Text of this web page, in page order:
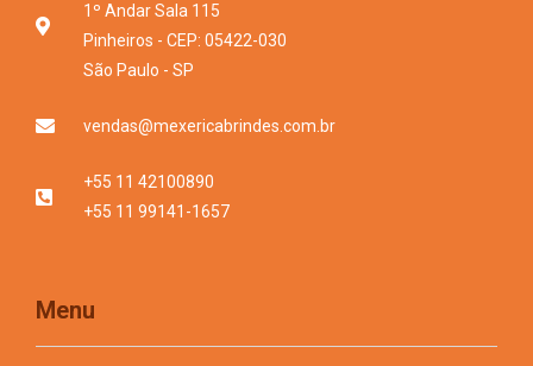
1º Andar Sala 115
Pinheiros - CEP: 05422-030
São Paulo - SP
vendas@mexericabrindes.com.br
+55 11 42100890
+55 11 99141-1657
Menu